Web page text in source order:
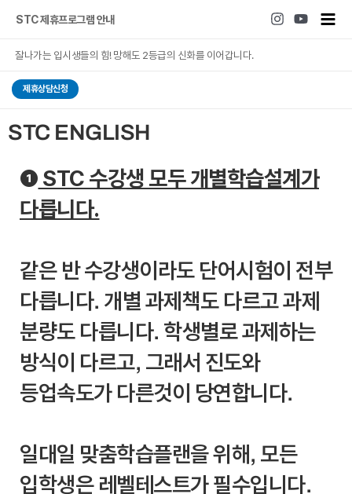
건너뛰기STC 제휴프로그램 안내
잘나가는 입시생들의 힘! 망해도 2등급의 신화를 이어갑니다.
제휴상담신청